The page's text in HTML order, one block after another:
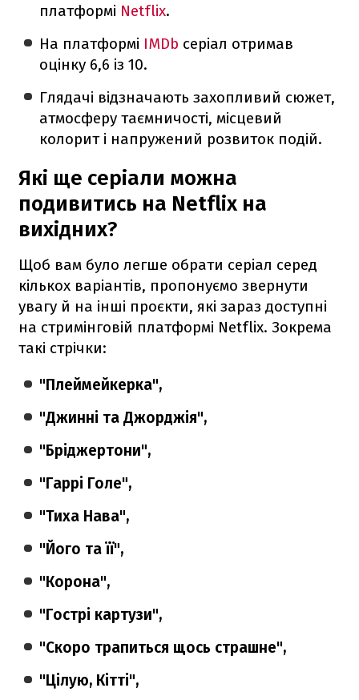
платформі Netflix.
На платформі IMDb серіал отримав
оцінку 6,6 із 10.
Глядачі відзначають захопливий сюжет,
атмосферу таємничості, місцевий
колорит і напружений розвиток подій.
Які ще серіали можна
подивитись на Netflix на
вихідних?
Щоб вам було легше обрати серіал серед
кількох варіантів, пропонуємо звернути
увагу й на інші проєкти, які зараз доступні
на стримінговій платформі Netflix. Зокрема
такі стрічки:
"Плеймейкерка",
"Джинні та Джорджія",
"Бріджертони",
"Гаррі Голе",
"Тиха Нава",
"Його та її",
"Корона",
"Гострі картузи",
"Скоро трапиться щось страшне",
"Цілую, Кітті",